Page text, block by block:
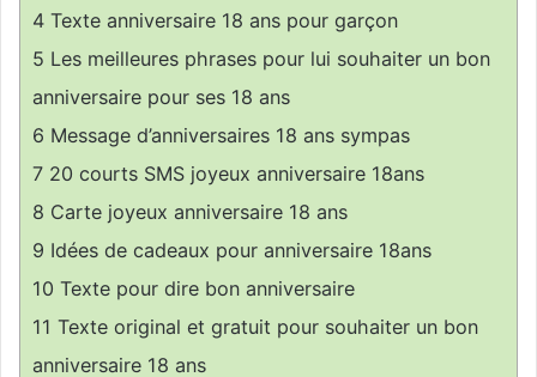
4 Texte anniversaire 18 ans pour garçon
5 Les meilleures phrases pour lui souhaiter un bon
anniversaire pour ses 18 ans
6 Message d’anniversaires 18 ans sympas
7 20 courts SMS joyeux anniversaire 18ans
8 Carte joyeux anniversaire 18 ans
9 Idées de cadeaux pour anniversaire 18ans
10 Texte pour dire bon anniversaire
11 Texte original et gratuit pour souhaiter un bon
anniversaire 18 ans